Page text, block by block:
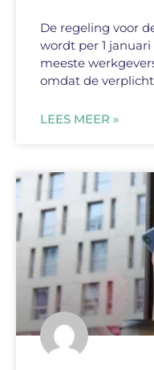
De regeling voor
wordt per 1
meeste
omdat de
LEES MEER »